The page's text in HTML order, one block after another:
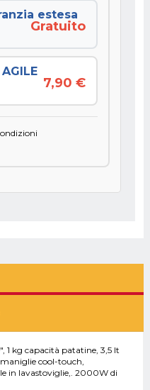
estesa
Gratuito
7,90 €
1 kg capacità patatine, 3,5 lt
cool-touch,
in lavastoviglie,. 2000W di